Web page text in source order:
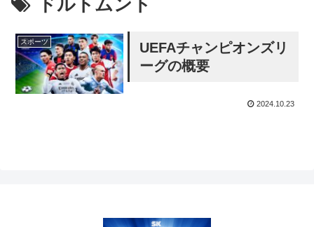
スポーツ
UEFAチャンピオンズリ
ーグの概要
2024.10.23